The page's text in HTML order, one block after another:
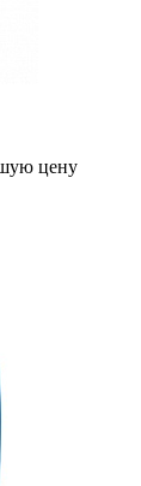
цену